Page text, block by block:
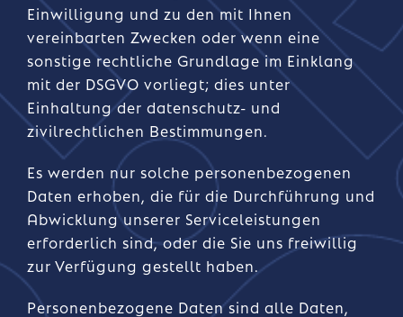
Einwilligung und zu den mit Ihnen
vereinbarten Zwecken oder wenn eine
sonstige rechtliche Grundlage im Einklang
mit der DSGVO vorliegt; dies unter
Einhaltung der datenschutz- und
zivilrechtlichen Bestimmungen.
Es werden nur solche personenbezogenen
Daten erhoben, die für die Durchführung und
Abwicklung unserer Serviceleistungen
erforderlich sind, oder die Sie uns freiwillig
zur Verfügung gestellt haben.
Personenbezogene Daten sind alle Daten,